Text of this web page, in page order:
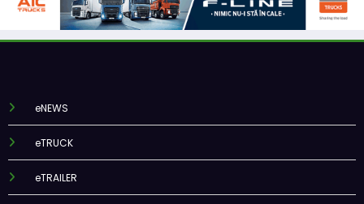
eNEWS
eTRUCK
eTRAILER